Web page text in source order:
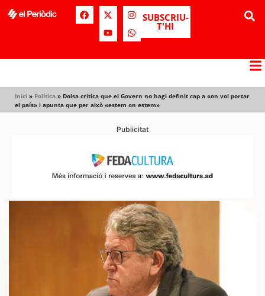
SUBSCRIU-
T'HI
Inici » Política » Dolsa critica que el Govern no hagi definit cap a «on vol portar
el país» i apunta que per això «estem on estem»
Publicitat